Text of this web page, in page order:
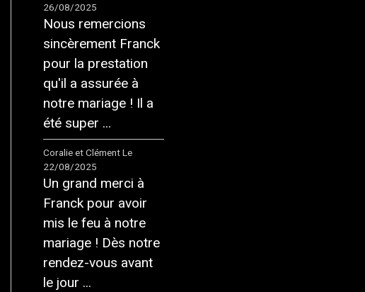
26/08/2025
Nous remercions
sincèrement Franck
pour la prestation
qu'il a assurée à
notre mariage ! Il a
été super ...
Coralie et Clément Le
22/08/2025
Un grand merci à
Franck pour avoir
mis le feu à notre
mariage ! Dès notre
rendez-vous avant
le jour ...